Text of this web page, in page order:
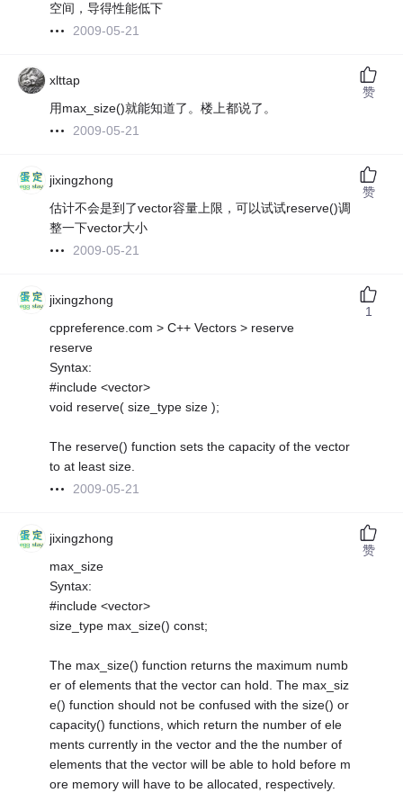
空间，导得性能低下
2009-05-21
xlttap
用max_size()就能知道了。楼上都说了。
2009-05-21
赞
jixingzhong
估计不会是到了vector容量上限，可以试试reserve()调
整一下vector大小
2009-05-21
赞
jixingzhong
cppreference.com > C++ Vectors > reserve
reserve
Syntax:
#include <vector>
void reserve( size_type size );
The reserve() function sets the capacity of the vector
to at least size.
2009-05-21
1
jixingzhong
max_size
Syntax:
#include <vector>
size_type max_size() const;
The max_size() function returns the maximum numb
er of elements that the vector can hold. The max_siz
e() function should not be confused with the size() or
capacity() functions, which return the number of ele
ments currently in the vector and the the number of
elements that the vector will be able to hold before m
ore memory will have to be allocated, respectively.
赞